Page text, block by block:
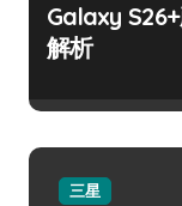
Galaxy
解析
三星